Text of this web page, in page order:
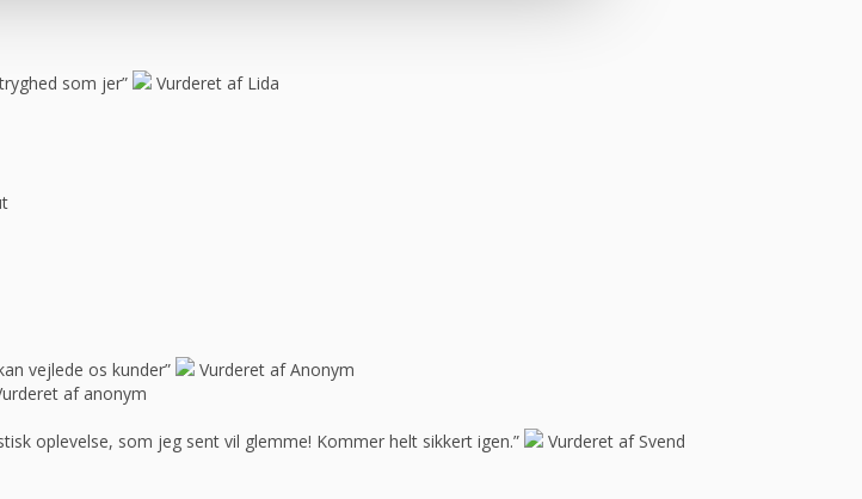
som jer”
Vurderet af Lida
vejlede os kunder”
Vurderet af Anonym
af anonym
oplevelse, som jeg sent vil glemme! Kommer helt sikkert igen.”
Vurderet af Svend